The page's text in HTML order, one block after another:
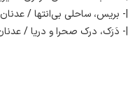
|- ‌بریس،‌ ساحلی ‌بی‌انتها /
|- ‌دَرَک،‌ درک ‌صحرا ‌و‌ دریا /